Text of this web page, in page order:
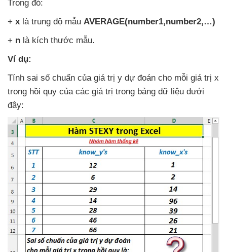
Trong đó:
+ x là trung độ mẫu AVERAGE(number1,number2,…)
+ n là kích thước mẫu.
Ví dụ:
Tính sai số chuẩn của giá trị y dự đoán cho mỗi giá trị x
trong hồi quy của các giá trị trong bảng dữ liệu dưới
đây: